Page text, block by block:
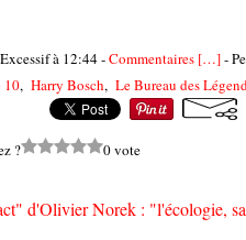
à 12:44 -Commentaires […]-
10, Harry Bosch, Le Bureau des
? 0 vote